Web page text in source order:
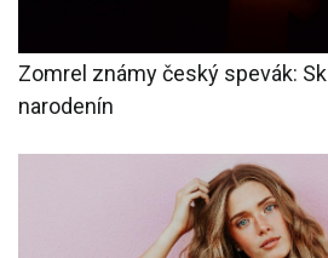
Zomrel známy český spevák:
narodenín